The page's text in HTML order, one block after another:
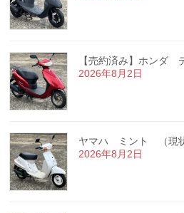
【売約済み】ホンダ
2026年8月2日
ヤマハ ミント （現状
2026年8月2日